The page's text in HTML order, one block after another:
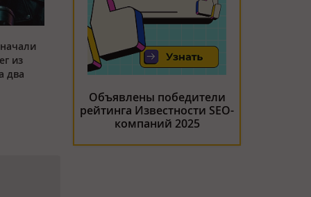
из
два
Объявлены победители
рейтинга Известности SEO-
компаний 2025